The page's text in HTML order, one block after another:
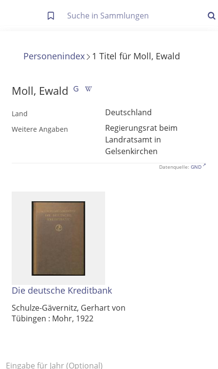
Die letzte Trefferliste besteht aus Ihrer letzten Suche, samt
Anzeigen
Zuletzt gesucht
Personenindex 1 Titel für Moll, Ewald
Moll, Ewald
Land Deutschland
Weitere Angaben
Regierungsrat beim
Landratsamt in
Gelsenkirchen
Datenquelle: GND
Die deutsche Kreditbank
Schulze-Gävernitz, Gerhart von
Tübingen : Mohr, 1922